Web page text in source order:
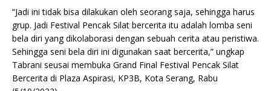
“Jadi ini tidak bisa dilakukan oleh seorang saja, sehingga harus
grup. Jadi Festival Pencak Silat bercerita itu adalah lomba seni
bela diri yang dikolaborasi dengan sebuah cerita atau peristiwa.
Sehingga seni bela diri ini digunakan saat bercerita,” ungkap
Tabrani seusai membuka Grand Final Festival Pencak Silat
Bercerita di Plaza Aspirasi, KP3B, Kota Serang, Rabu